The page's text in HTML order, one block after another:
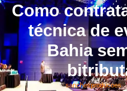
Como
técnica de
Bahia
sanchesproducoes